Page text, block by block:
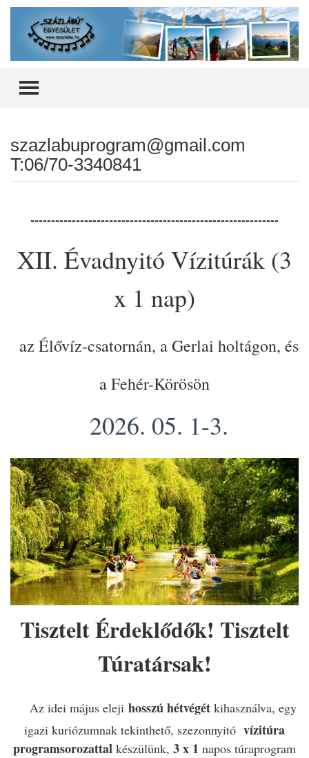
TOGGLE MENU
szazlabuprogram@gmail.com
T:06/70-3340841
------------------------------------------------------------
XII. Évadnyitó Vízitúrák (3
x 1 nap)
az Élővíz-csatornán, a Gerlai holtágon, és
a Fehér-Körösön
2026. 05. 1-3.
Tisztelt Érdeklődők! Tisztelt
Túratársak!
Az idei május eleji hosszú hétvégét kihasználva, egy
igazi kuriózumnak tekinthető, szezonnyitó vízitúra
programsorozattal készülünk, 3x 1 napos túraprogram